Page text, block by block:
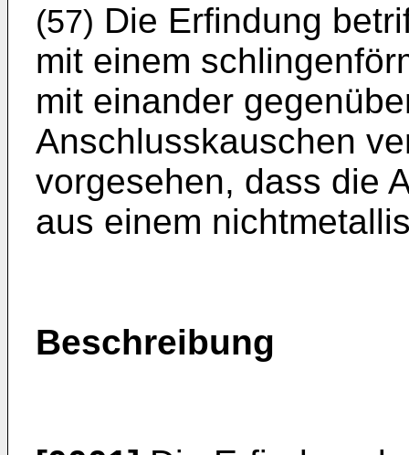
(57) Die Erfindung
mit einem
mit einander
Anschlusskauschen
vorgesehen, dass die
aus einem
Beschreibung